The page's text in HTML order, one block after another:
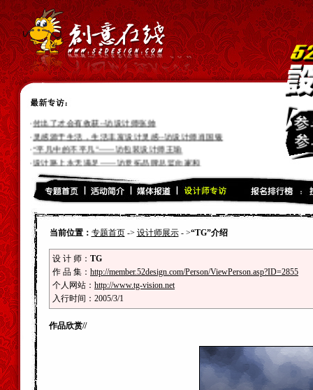
灵感源于生活，生活丰富设计灵感--访设计师肖国银
“平凡中的不平凡”——访包装设计师王瑜
设计路上永无满足——访意拓品牌总监向家和
表现真实的自己——访平面设计师于茂秀
设计带来的快乐和人生飞跃——访品牌设计师、策划师曲壹峰
专业,专注--访设计师:伍卫平
·引导用户追求更高的潮流时尚风向标--访互动设计师“谢荣光”
朝着光的方向就会到达目的地--访插画设计师“Tonyc”
·好的设计需要好的沟通--访设计师“徐国君”
我不会永远渺小--访设计师“小肆”
·灵感来源与勤奋的获取--访插画设计师“赵悦”
·寂寞行走，奇幻旅程--插画设计师“大卫卡森”
当前位置： 专题首页-> 设计师展示- >“TG”介绍
设 计 师： TG
作 品 集： http://member.52design.com/Person/ViewPerson.asp?ID=2855
个人网站： http://www.tg-vision.net
入行时间：2005/3/1
作品欣赏//